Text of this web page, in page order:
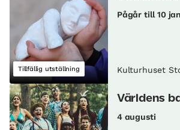
Tillfällig utställning
Pågår till 10
Kulturhuset
Världens
4 augusti